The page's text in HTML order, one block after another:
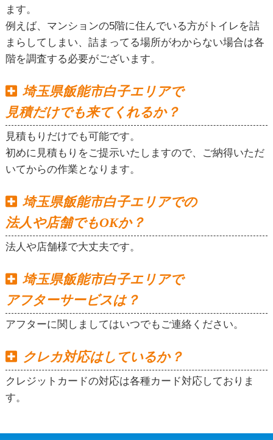
ます。
例えば、マンションの5階に住んでいる方がトイレを詰
まらしてしまい、詰まってる場所がわからない場合は各
階を調査する必要がございます。
埼玉県飯能市白子エリアで
見積だけでも来てくれるか？
見積もりだけでも可能です。
初めに見積もりをご提示いたしますので、ご納得いただ
いてからの作業となります。
埼玉県飯能市白子エリアでの
法人や店舗でもOKか？
法人や店舗様で大丈夫です。
埼玉県飯能市白子エリアで
アフターサービスは？
アフターに関しましてはいつでもご連絡ください。
クレカ対応はしているか？
クレジットカードの対応は各種カード対応しておりま
す。